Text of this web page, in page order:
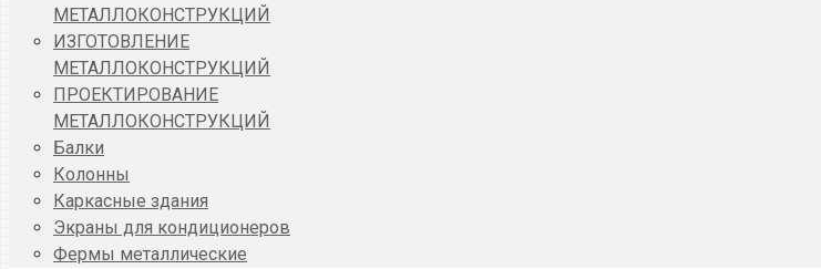
МЕТАЛЛОКОНСТРУКЦИЙ
ИЗГОТОВЛЕНИЕ
МЕТАЛЛОКОНСТРУКЦИЙ
ПРОЕКТИРОВАНИЕ
МЕТАЛЛОКОНСТРУКЦИЙ
Балки
Колонны
Каркасные здания
Экраны для кондиционеров
Фермы металлические